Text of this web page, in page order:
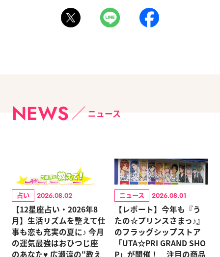
NEWS ニュース
占い 2026.08.02
【12星座占い・2026年8
月】生活リズムを整えて仕
事も恋も充実の夏に♪ 今月
の運気最強はおひつじ座
のあなた♥ 広瀬淳の“教え
ニュース 2026.08.01
【レポート】今年も『う
たの☆プリンスさまっ♪』
のフラッグシップストア
「UTA☆PRI GRAND SHO
P」が開催！ 注目の商品